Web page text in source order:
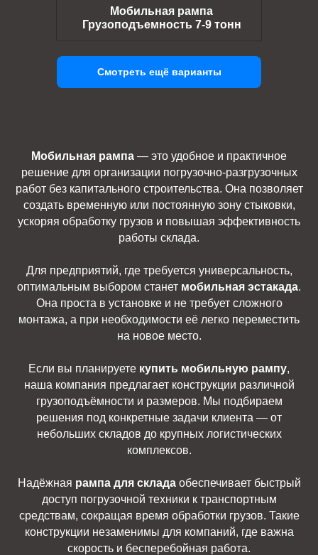
Мобильная рампа
Грузоподъемность 7-9 тонн
Смотреть ещё варианты
Мобильная рампа — это удобное и практичное
решение для организации погрузочно-разгрузочных
работ без капитального строительства. Она позволяет
создать временную или постоянную зону стыковки,
ускоряя обработку грузов и повышая эффективность
работы склада.
Для предприятий, где требуется универсальность,
оптимальным выбором станет мобильная эстакада.
Она проста в установке и не требует сложного
монтажа, а при необходимости её легко переместить
на новое место.
Если вы планируете купить мобильную рампу,
наша компания предлагает конструкции различной
грузоподъёмности и размеров. Мы подбираем
решения под конкретные задачи клиента — от
небольших складов до крупных логистических
комплексов.
Надёжная рампа для складаобеспечивает быстрый
доступ погрузочной техники к транспортным
средствам, сокращая время обработки грузов. Такие
конструкции незаменимы для компаний, где важна
скорость и бесперебойная работа.